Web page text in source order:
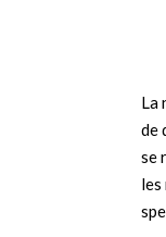
La
de
se
les